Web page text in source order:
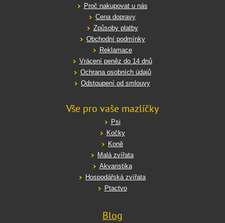
Proč nakupovat u nás
Cena dopravy
Způsoby platby
Obchodní podmínky
Reklamace
Vrácení peněz do 14 dnů
Ochrana osobních údajů
Odstoupení od smlouvy
Vše pro vaše mazlíčky
Psi
Kočky
Koně
Malá zvířata
Akvaristika
Hospodářská zvířata
Ptactvo
Blog